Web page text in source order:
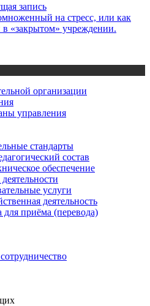
запись
на стресс, или как
в «закрытом» учреждении.
организации
управления
стандарты
состав
обеспечение
услуги
деятельность
для приёма (перевода)